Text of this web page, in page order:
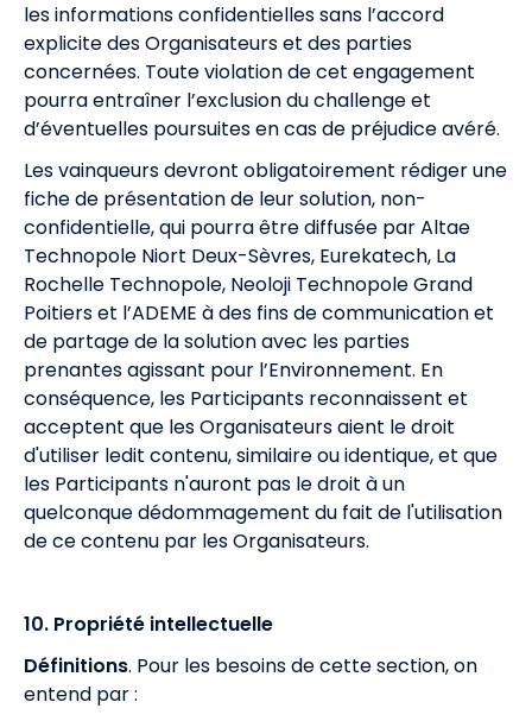
les informations confidentielles sans l’accord
explicite des Organisateurs et des parties
concernées. Toute violation de cet engagement
pourra entraîner l’exclusion du challenge et
d’éventuelles poursuites en cas de préjudice avéré.
Les vainqueurs devront obligatoirement rédiger une
fiche de présentation de leur solution, non-
confidentielle, qui pourra être diffusée par Altae
Technopole Niort Deux-Sèvres, Eurekatech, La
Rochelle Technopole, Neoloji Technopole Grand
Poitiers et l’ADEME à des fins de communication et
de partage de la solution avec les parties
prenantes agissant pour l’Environnement. En
conséquence, les Participants reconnaissent et
acceptent que les Organisateurs aient le droit
d'utiliser ledit contenu, similaire ou identique, et que
les Participants n'auront pas le droit à un
quelconque dédommagement du fait de l'utilisation
de ce contenu par les Organisateurs.
10. Propriété intellectuelle
Définitions. Pour les besoins de cette section, on
entend par :